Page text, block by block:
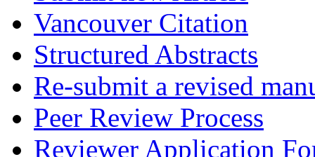
Vancouver Citation
Structured Abstracts
Re-submit a revised
Peer Review Process
Reviewer Application